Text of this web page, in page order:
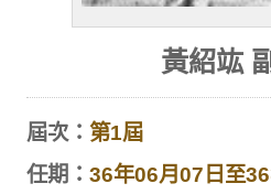
黃紹竑
屆次： 第1屆
任期： 36年06月07日至